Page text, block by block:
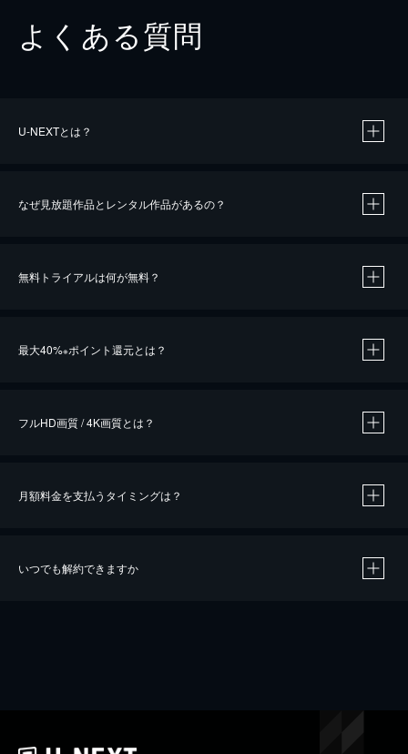
よくある質問
U-NEXTとは？
なぜ見放題作品とレンタル作品があるの？
無料トライアルは何が無料？
最大40%※ポイント還元とは？
※40％ポイント還元の対象は、クレジットカード決済による作品の購入 / レンタルです。
iOSアプリのUコイン決済による作品の購入 / レンタルは、20％のポイント還元です。
フルHD画質 / 4K画質とは？
月額料金を支払うタイミングは？
いつでも解約できますか